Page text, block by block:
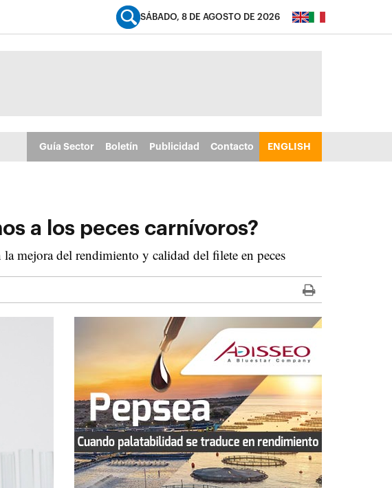
SÁBADO, 8 DE AGOSTO DE 2026
Guía Sector Boletín Publicidad Contacto ENGLISH
a los peces carnívoros?
mejora del rendimiento y calidad del filete en peces